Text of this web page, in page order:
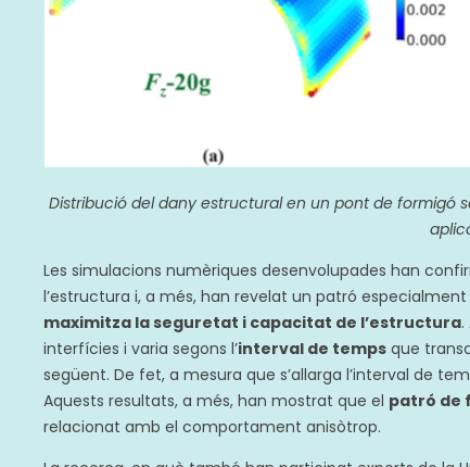
Distribució del dany estructural en un pont de formigó
Les simulacions numèriques desenvolupades han
l’estructura i, a més, han revelat un patró
maximitza la seguretat i capacitat de l’estructura
interfícies i varia segons l’interval de temps que
següent. De fet, a mesura que s’allarga l’interval de
Aquests resultats, a més, han mostrat que el patró de
relacionat amb el comportament anisòtrop.